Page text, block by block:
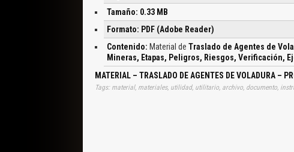
Tamaño: 0.33 MB
Formato: PDF (Adobe Reader)
Contenido: Material de Traslado de Agentes de
Mineras, Etapas, Peligros, Riesgos, Verificación,
MATERIAL – TRASLADO DE AGENTES DE VOLADURA –